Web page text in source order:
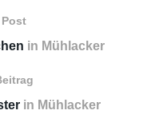
in Mühlacker
in Mühlacker